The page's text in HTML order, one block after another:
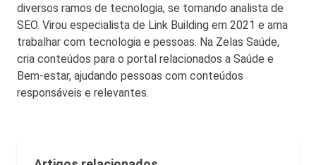
diversos ramos de tecnologia, se tornando analista de
SEO. Virou especialista de Link Building em 2021 e ama
trabalhar com tecnologia e pessoas. Na Zelas Saúde,
cria conteúdos para o portal relacionados a Saúde e
Bem-estar, ajudando pessoas com conteúdos
responsáveis e relevantes.